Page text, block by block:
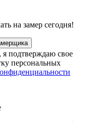
на замер сегодня!
я подтверждаю свое
персональных